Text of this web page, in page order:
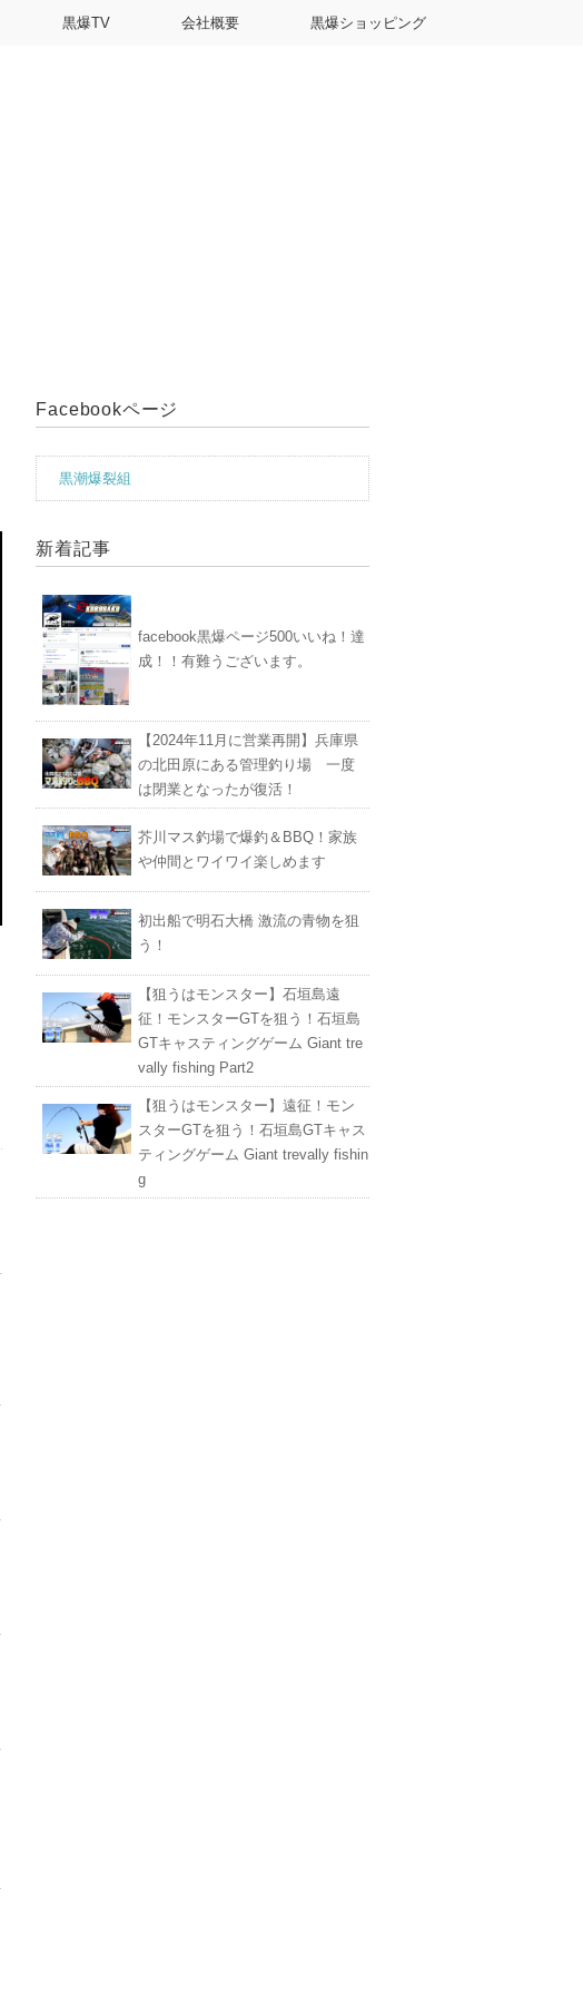
黒爆TV 会社概要 黒爆ショッピング
Facebookページ
黒潮爆裂組
新着記事
facebook黒爆ページ500いいね！達
成！！有難うございます。
【2024年11月に営業再開】兵庫県
の北田原にある管理釣り場 一度
は閉業となったが復活！
芥川マス釣場で爆釣＆BBQ！家族
や仲間とワイワイ楽しめます
初出船で明石大橋 激流の青物を狙
う！
【狙うはモンスター】石垣島遠
征！モンスターGTを狙う！石垣島
GTキャスティングゲーム Giant tre
vally fishing Part2
【狙うはモンスター】遠征！モン
スターGTを狙う！石垣島GTキャス
ティングゲーム Giant trevally fishin
g